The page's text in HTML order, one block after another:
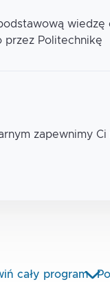
wiedzę
przez Politechnikę
zapewnimy Ci
cały program